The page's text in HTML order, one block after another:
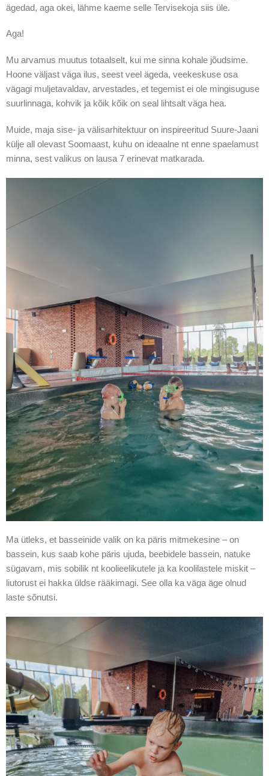
ägedad, aga okei, lähme kaeme selle Tervisekoja siis üle.
Aga!
Mu arvamus muutus totaalselt, kui me sinna kohale jõudsime.
Hoone väljast väga ilus, seest veel ägeda, veekeskuse osa
vägagi muljetavaldav, arvestades, et tegemist ei ole mingisuguse
suurlinnaga, kohvik ja kõik kõik on seal lihtsalt väga hea.
Muide, maja sise- ja välisarhitektuur on inspireeritud Suure-Jaani
külje all olevast Soomaast, kuhu on ideaalne nt enne spaelamust
minna, sest valikus on lausa 7 erinevat matkarada.
Ma ütleks, et basseinide valik on ka päris mitmekesine – on
bassein, kus saab kohe päris ujuda, beebidele bassein, natuke
sügavam, mis sobilik nt koolieelikutele ja ka koolilastele miskit –
liutorust ei hakka üldse rääkimagi. See olla ka väga äge olnud
laste sõnutsi.